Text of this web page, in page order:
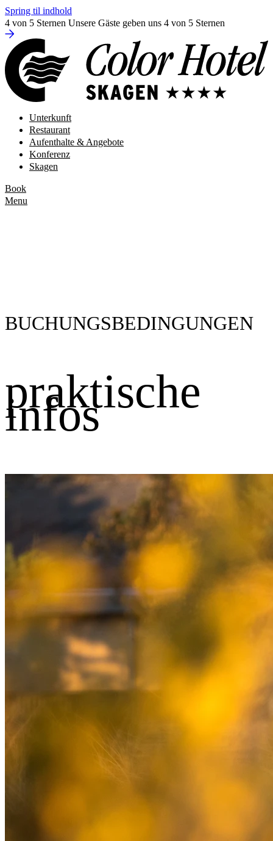
Spring til indhold
4 von 5 Sternen Unsere Gäste geben uns 4 von 5 Sternen
Unterkunft
Restaurant
Aufenthalte & Angebote
Konferenz
Skagen
Book
Menu
BUCHUNGSBEDINGUNGEN
praktische
infos